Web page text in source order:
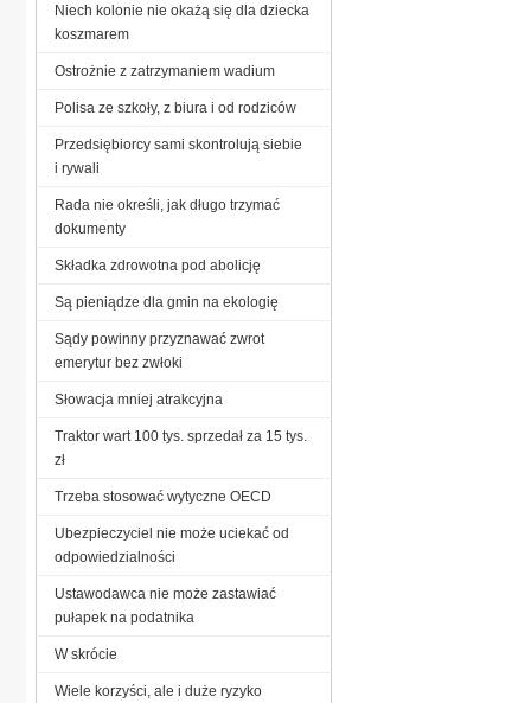
Niech kolonie nie okażą się dla dziecka
koszmarem
Ostrożnie z zatrzymaniem wadium
Polisa ze szkoły, z biura i od rodziców
Przedsiębiorcy sami skontrolują siebie
i rywali
Rada nie określi, jak długo trzymać
dokumenty
Składka zdrowotna pod abolicję
Są pieniądze dla gmin na ekologię
Sądy powinny przyznawać zwrot
emerytur bez zwłoki
Słowacja mniej atrakcyjna
Traktor wart 100 tys. sprzedał za 15 tys.
zł
Trzeba stosować wytyczne OECD
Ubezpieczyciel nie może uciekać od
odpowiedzialności
Ustawodawca nie może zastawiać
pułapek na podatnika
W skrócie
Wiele korzyści, ale i duże ryzyko